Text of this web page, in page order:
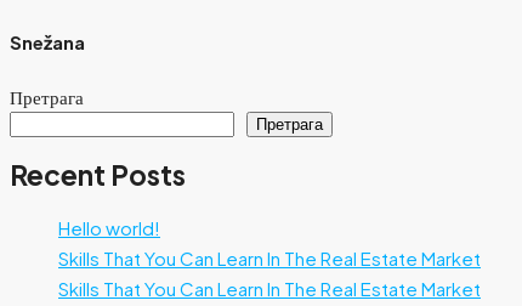
Snežana
Претрага
Претрага
Recent Posts
Hello world!
Skills That You Can Learn In The Real Estate Market
Skills That You Can Learn In The Real Estate Market